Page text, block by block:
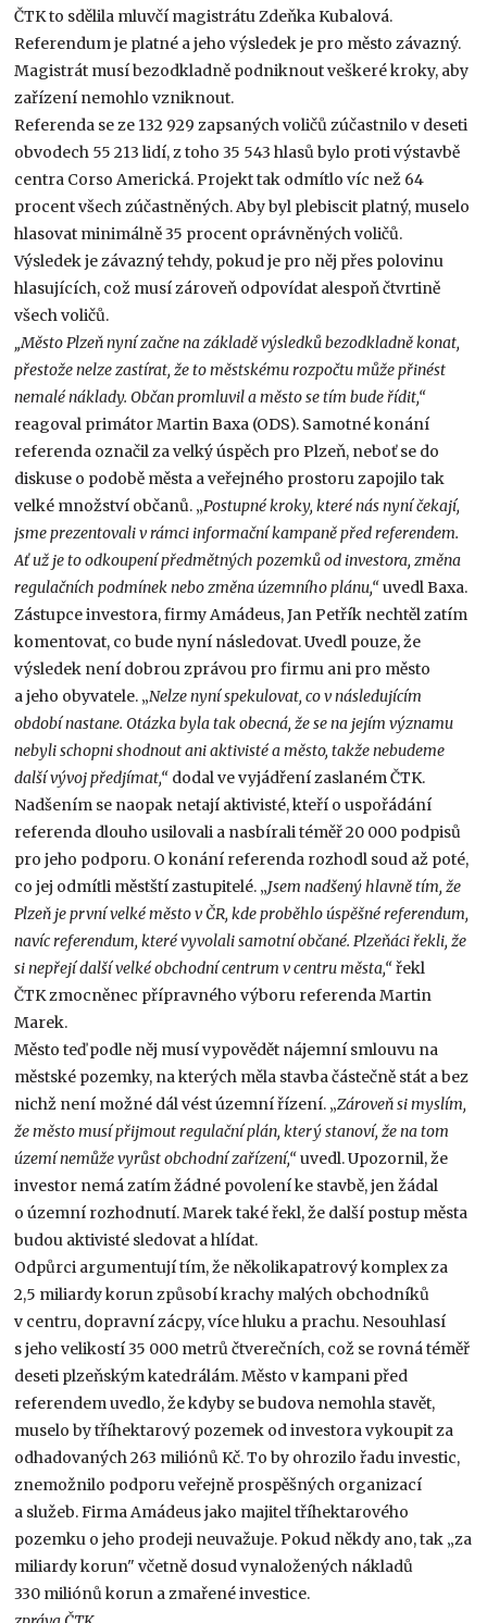
ČTK to sdělila mluvčí magistrátu Zdeňka Kubalová.
Referendum je platné a jeho výsledek je pro město závazný.
Magistrát musí bezodkladně podniknout veškeré kroky, aby
zařízení nemohlo vzniknout.
Referenda se ze 132 929 zapsaných voličů zúčastnilo v deseti
obvodech 55 213 lidí, z toho 35 543 hlasů bylo proti výstavbě
centra Corso Americká. Projekt tak odmítlo víc než 64
procent všech zúčastněných. Aby byl plebiscit platný, muselo
hlasovat minimálně 35 procent oprávněných voličů.
Výsledek je závazný tehdy, pokud je pro něj přes polovinu
hlasujících, což musí zároveň odpovídat alespoň čtvrtině
všech voličů.
„Město Plzeň nyní začne na základě výsledků bezodkladně konat,
přestože nelze zastírat, že to městskému rozpočtu může přinést
nemalé náklady. Občan promluvil a město se tím bude řídit,“
reagoval primátor Martin Baxa (ODS). Samotné konání
referenda označil za velký úspěch pro Plzeň, neboť se do
diskuse o podobě města a veřejného prostoru zapojilo tak
velké množství občanů. „Postupné kroky, které nás nyní čekají,
jsme prezentovali v rámci informační kampaně před referendem.
Ať už je to odkoupení předmětných pozemků od investora, změna
regulačních podmínek nebo změna územního plánu,“uvedl Baxa.
Zástupce investora, firmy Amádeus, Jan Petřík nechtěl zatím
komentovat, co bude nyní následovat. Uvedl pouze, že
výsledek není dobrou zprávou pro firmu ani pro město
a jeho obyvatele. „Nelze nyní spekulovat, co v následujícím
období nastane. Otázka byla tak obecná, že se na jejím významu
nebyli schopni shodnout ani aktivisté a město, takže nebudeme
další vývoj předjímat,“ dodal ve vyjádření zaslaném ČTK.
Nadšením se naopak netají aktivisté, kteří o uspořádání
referenda dlouho usilovali a nasbírali téměř 20 000 podpisů
pro jeho podporu. O konání referenda rozhodl soud až poté,
co jej odmítli městští zastupitelé. „Jsem nadšený hlavně tím, že
Plzeň je první velké město v ČR, kde proběhlo úspěšné referendum,
navíc referendum, které vyvolali samotní občané. Plzeňáci řekli, že
si nepřejí další velké obchodní centrum v centru města,“řekl
ČTK zmocněnec přípravného výboru referenda Martin
Marek.
Město teď podle něj musí vypovědět nájemní smlouvu na
městské pozemky, na kterých měla stavba částečně stát a bez
nichž není možné dál vést územní řízení. „Zároveň si myslím,
že město musí přijmout regulační plán, který stanoví, že na tom
území nemůže vyrůst obchodní zařízení,“uvedl. Upozornil, že
investor nemá zatím žádné povolení ke stavbě, jen žádal
o územní rozhodnutí. Marek také řekl, že další postup města
budou aktivisté sledovat a hlídat.
Odpůrci argumentují tím, že několikapatrový komplex za
2,5 miliardy korun způsobí krachy malých obchodníků
v centru, dopravní zácpy, více hluku a prachu. Nesouhlasí
s jeho velikostí 35 000 metrů čtverečních, což se rovná téměř
deseti plzeňským katedrálám. Město v kampani před
referendem uvedlo, že kdyby se budova nemohla stavět,
muselo by tříhektarový pozemek od investora vykoupit za
odhadovaných 263 miliónů Kč. To by ohrozilo řadu investic,
znemožnilo podporu veřejně prospěšných organizací
a služeb. Firma Amádeus jako majitel tříhektarového
pozemku o jeho prodeji neuvažuje. Pokud někdy ano, tak „za
miliardy korun" včetně dosud vynaložených nákladů
330 miliónů korun a zmařené investice.